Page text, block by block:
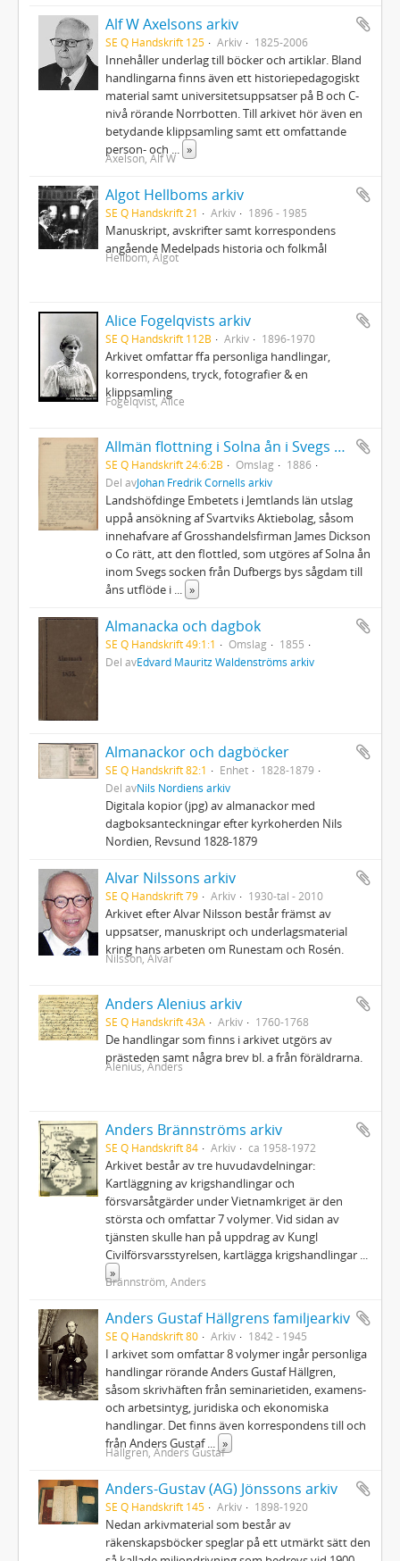
Alf W Axelsons arkiv
SE Q Handskrift 125 Arkiv 1825-2006
Innehåller underlag till böcker och artiklar. Bland
handlingarna finns även ett historiepedagogiskt
material samt universitetsuppsatser på B och C-
nivå rörande Norrbotten. Till arkivet hör även en
betydande klippsamling samt ett omfattande
person- och
»
Axelson, Alf W
Algot Hellboms arkiv
SE Q Handskrift 21 Arkiv 1896 - 1985
Manuskript, avskrifter samt korrespondens
angående Medelpads historia och folkmål
Hellbom, Algot
Alice Fogelqvists arkiv
SE Q Handskrift 112B Arkiv 1896-1970
Arkivet omfattar ffa personliga handlingar,
korrespondens, tryck, fotografier & en
klippsamling
Fogelqvist, Alice
Allmän flottning i Solna ån i Svegs socken
SE Q Handskrift 24:6:2B Omslag
1886
Del avJohan Fredrik Cornells arkiv
Landshöfdinge Embetets i Jemtlands län utslag
uppå ansökning af Svartviks Aktiebolag, såsom
innehafvare af Grosshandelsfirman James Dickson
o Co rätt, att den flottled, som utgöres af Solna ån
inom Svegs socken från Dufbergs bys sågdam till
åns utflöde i
»
Almanacka och dagbok
SE Q Handskrift 49:1:1 Omslag
1855
Del avEdvard Mauritz Waldenströms arkiv
Almanackor och dagböcker
SE Q Handskrift 82:1 Enhet
1828-1879
Del avNils Nordiens arkiv
Digitala kopior (jpg) av almanackor med
dagboksanteckningar efter kyrkoherden Nils
Nordien, Revsund 1828-1879
Alvar Nilssons arkiv
SE Q Handskrift 79 Arkiv 1930-tal - 2010
Arkivet efter Alvar Nilsson består främst av
uppsatser, manuskript och underlagsmaterial
kring hans arbeten om Runestam och Rosén.
Nilsson, Alvar
Anders Alenius arkiv
SE Q Handskrift 43A Arkiv 1760-1768
De handlingar som finns i arkivet utgörs av
prästeden samt några brev bl. a från föräldrarna.
Alenius, Anders
Anders Brännströms arkiv
SE Q Handskrift 84 Arkiv ca 1958-1972
Arkivet består av tre huvudavdelningar:
Kartläggning av krigshandlingar och
försvarsåtgärder under Vietnamkriget är den
största och omfattar 7 volymer. Vid sidan av
tjänsten skulle han på uppdrag av Kungl
Civilförsvarsstyrelsen, kartlägga krigshandlingar
»
Brännström, Anders
Anders Gustaf Hällgrens familjearkiv
SE Q Handskrift 80 Arkiv 1842 - 1945
I arkivet som omfattar 8 volymer ingår personliga
handlingar rörande Anders Gustaf Hällgren,
såsom skrivhäften från seminarietiden, examens-
och arbetsintyg, juridiska och ekonomiska
handlingar. Det finns även korrespondens till och
från Anders Gustaf
»
Hällgren, Anders Gustaf
Anders-Gustav (AG) Jönssons arkiv
SE Q Handskrift 145 Arkiv 1898-1920
Nedan arkivmaterial som består av
räkenskapsböcker speglar på ett utmärkt sätt den